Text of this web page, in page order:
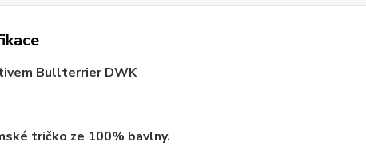
Bullterrier DWK
tričko ze 100% bavlny.